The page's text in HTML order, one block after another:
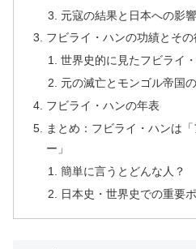
元寇の結果と日本への影響
フビライ・ハンの功績とその
世界史的に見たフビライ
元の滅亡とモンゴル帝国
フビライ・ハンの年表
まとめ：フビライ・ハンは
ー」
簡単に言うとどんな人？
日本史・世界史での重要